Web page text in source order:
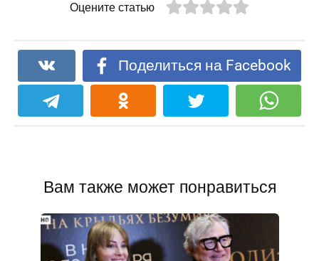
Оцените статью
Поделиться на Facebook
Вам также может понравиться